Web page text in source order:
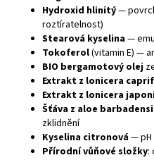
Hydroxid hlinitý—
roztíratelnost)
Stearová kyselina—
Tokoferol(vitamin E) —
BIO bergamotový olej
Extrakt z lonicera
Extrakt z lonicera
Šťáva z aloe
zklidnění
Kyselina citronová—
Přírodní vůňové složky: